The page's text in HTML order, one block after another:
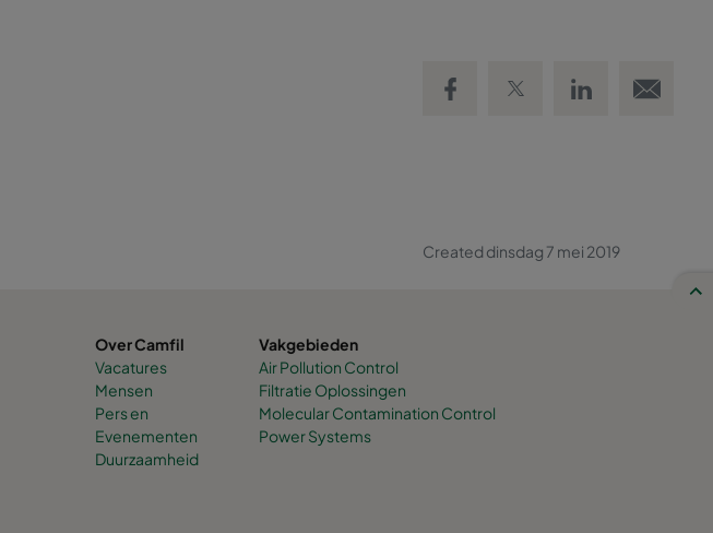
Created dinsdag 7 mei 2019
Over Camfil
Vacatures
Mensen
Pers en
Evenementen
Duurzaamheid
Vakgebieden
Air Pollution Control
Filtratie Oplossingen
Molecular Contamination Control
Power Systems